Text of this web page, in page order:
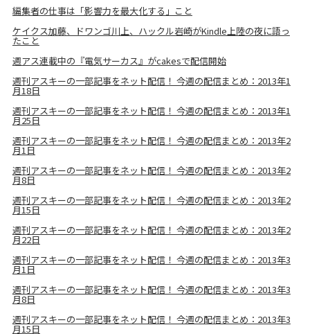
編集者の仕事は「影響力を最大化する」こと
ケイクス加藤、ドワンゴ川上、ハックル岩崎がKindle上陸の夜に語っ
たこと
週アス連載中の『電気サーカス』がcakesで配信開始
週刊アスキーの一部記事をネット配信！ 今週の配信まとめ：2013年1
月18日
週刊アスキーの一部記事をネット配信！ 今週の配信まとめ：2013年1
月25日
週刊アスキーの一部記事をネット配信！ 今週の配信まとめ：2013年2
月1日
週刊アスキーの一部記事をネット配信！ 今週の配信まとめ：2013年2
月8日
週刊アスキーの一部記事をネット配信！ 今週の配信まとめ：2013年2
月15日
週刊アスキーの一部記事をネット配信！ 今週の配信まとめ：2013年2
月22日
週刊アスキーの一部記事をネット配信！ 今週の配信まとめ：2013年3
月1日
週刊アスキーの一部記事をネット配信！ 今週の配信まとめ：2013年3
月8日
週刊アスキーの一部記事をネット配信！ 今週の配信まとめ：2013年3
月15日